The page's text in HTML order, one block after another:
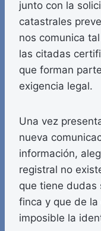
junto con la
catastrales
nos comunica
las citadas
que forman
exigencia legal.
Una vez
nueva
información,
registral no
que tiene dudas
finca y que de
imposible la